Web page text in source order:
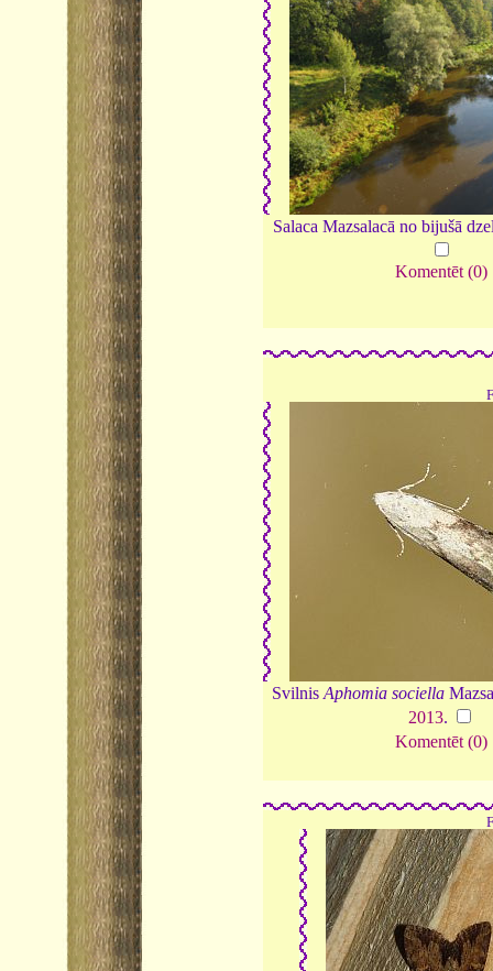
Salaca Mazsalacā no bijušā
Komentēt (0)
Svilnis Aphomia sociella
2013.
Komentēt (0)